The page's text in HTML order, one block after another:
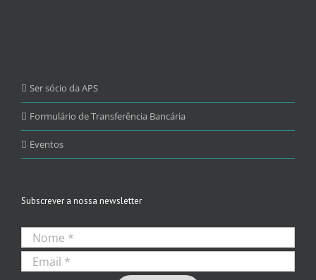
Ser sócio da APS
Formulário de Transferência Bancária
Eventos
Subscrever a nossa newsletter